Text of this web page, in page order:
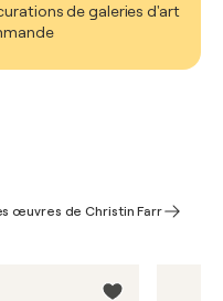
de galeries d'art
œuvres de Christin Farr